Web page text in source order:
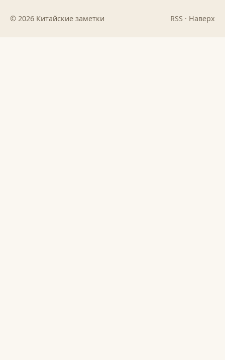
© 2026 Китайские заметки RSS · Наверх